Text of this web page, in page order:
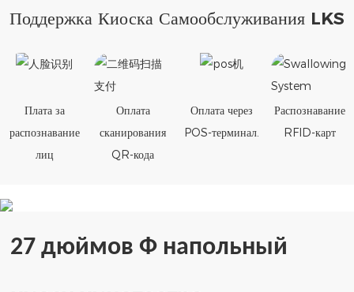
Поддержка Киоска Самообслуживания LKS
Плата за
распознавание
лиц
Оплата
сканирования
QR-кода
Оплата через
POS-терминал.
Распознавание
RFID-карт
27 дюймов Ф напольный